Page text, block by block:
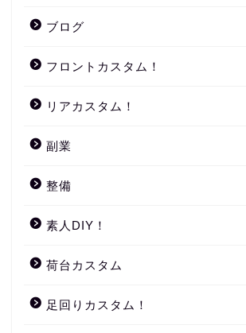
ブログ
フロントカスタム！
リアカスタム！
副業
整備
素人DIY！
荷台カスタム
足回りカスタム！